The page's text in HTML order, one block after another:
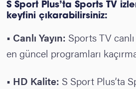
S Sport Plus’ta Sports TV
keyfini çıkarabilirsiniz:
• Canlı Yayın: Sports TV
en güncel programları
• HD Kalite: S Sport Plus’ta